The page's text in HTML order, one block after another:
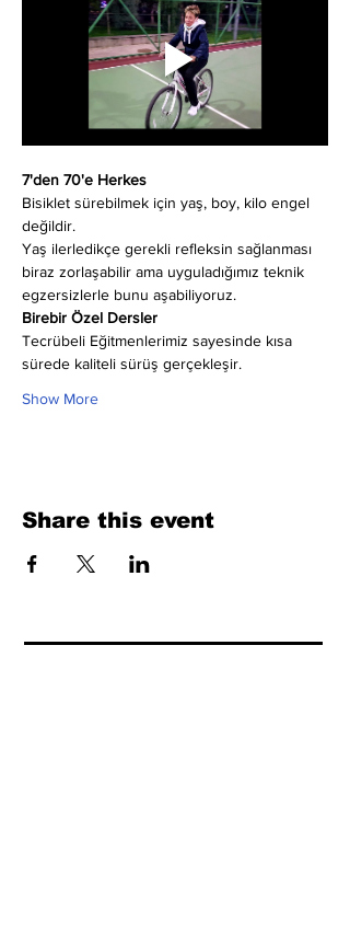
7'den 70'e Herkes
Bisiklet sürebilmek için yaş, boy, kilo engel
değildir.
Yaş ilerledikçe gerekli refleksin sağlanması
biraz zorlaşabilir ama uyguladığımız teknik
egzersizlerle bunu aşabiliyoruz.
Birebir Özel Dersler
Tecrübeli Eğitmenlerimiz sayesinde kısa
sürede kaliteli sürüş gerçekleşir.
Show More
Share this event
Fill Out the Form. We Will Get Back to